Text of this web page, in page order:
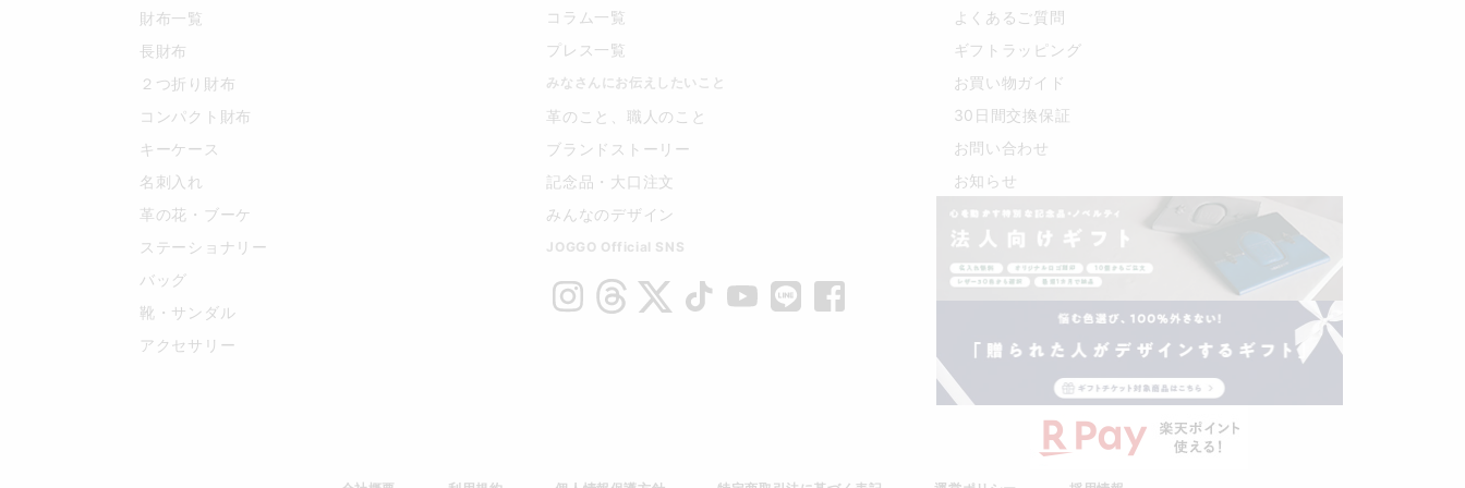
財布一覧
長財布
２つ折り財布
コンパクト財布
キーケース
名刺入れ
革の花・ブーケ
ステーショナリー
バッグ
靴・サンダル
アクセサリー
コラム一覧
プレス一覧
みなさんにお伝えしたいこと
革のこと、職人のこと
ブランドストーリー
記念品・大口注文
みんなのデザイン
JOGGO Official SNS
よくあるご質問
ギフトラッピング
お買い物ガイド
30日間交換保証
お問い合わせ
お知らせ